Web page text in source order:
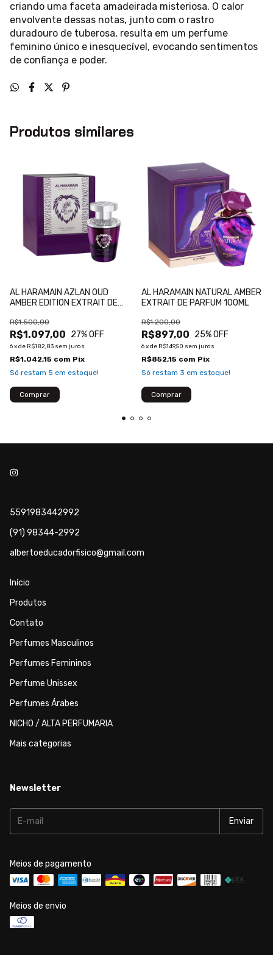
criando uma faceta amadeirada misteriosa. O calor
envolvente dessas notas, junto com o rastro
duradouro de tuberosa, resulta em um perfume
feminino único e inesquecível, evocando sentimentos
de confiança e poder.
Produtos similares
AL HARAMAIN AZLAN OUD
AMBER EDITION EXTRAIT DE
R$1.097,00
R$1.500,00
27% OFF
6xde R$182,83 sem juros
R$1.042,15 com Pix
Só restam 5 em estoque!
AL HARAMAIN NATURAL AMBER
EXTRAIT DE PARFUM 100ML
R$897,00
R$1.200,00
25% OFF
6xde R$149,50 sem juros
R$852,15 com Pix
Só restam 3 em estoque!
5591983442992
(91) 98344-2992
albertoeducadorfisico@gmail.com
Início
Produtos
Contato
Perfumes Masculinos
Perfumes Femininos
Perfume Unissex
Perfumes Árabes
NICHO / ALTA PERFUMARIA
Mais categorias
Newsletter
Meios de pagamento
Meios de envio